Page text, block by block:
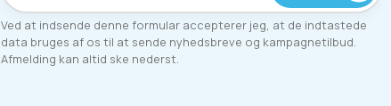
Ved at indsende denne formular accepterer jeg, at de indtastede
data bruges af os til at sende nyhedsbreve og kampagnetilbud.
Afmelding kan altid ske nederst.